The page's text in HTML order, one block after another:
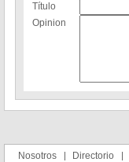
Título
Opinion
Nosotros Directorio